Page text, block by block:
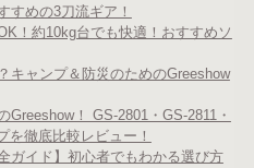
すめの3刀流ギア！
！約10kg台でも快適！おすすめソ
キャンプ＆防災のためのGreeshow
！ GS-2801・GS-2811・
を徹底比較レビュー！
ガイド】初心者でもわかる選び方